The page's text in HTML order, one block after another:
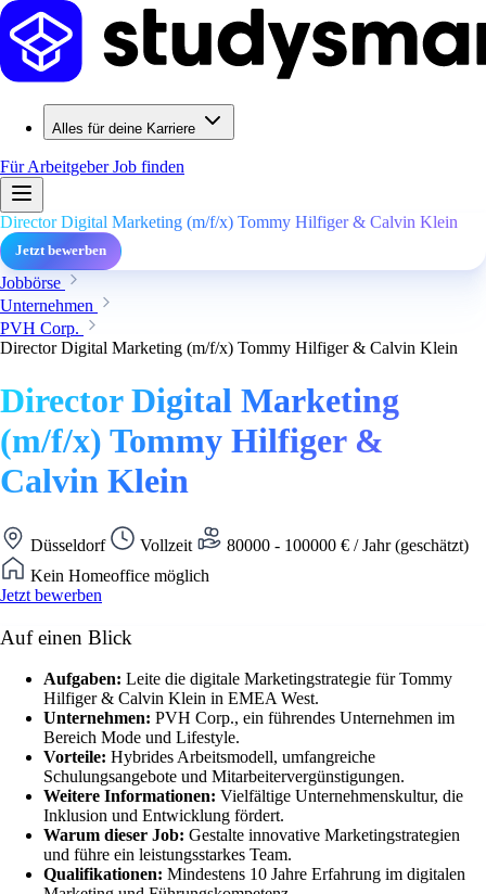
Alles für deine Karriere
Für ArbeitgeberJob finden
Director Digital Marketing (m/f/x) Tommy Hilfiger & Calvin Klein
Jetzt bewerben
Jobbörse
Unternehmen
PVH Corp.
Director Digital Marketing (m/f/x) Tommy Hilfiger & Calvin Klein
Director Digital Marketing
(m/f/x) Tommy Hilfiger &
Calvin Klein
Düsseldorf Vollzeit
80000 - 100000 € / Jahr (geschätzt)
Kein Homeoffice möglich
Jetzt bewerben
Auf einen Blick
Aufgaben: Leite die digitale Marketingstrategie für Tommy
Hilfiger & Calvin Klein in EMEA West.
Unternehmen: PVH Corp., ein führendes Unternehmen im
Bereich Mode und Lifestyle.
Vorteile: Hybrides Arbeitsmodell, umfangreiche
Schulungsangebote und Mitarbeitervergünstigungen.
Weitere Informationen: Vielfältige Unternehmenskultur, die
Inklusion und Entwicklung fördert.
Warum dieser Job: Gestalte innovative Marketingstrategien
und führe ein leistungsstarkes Team.
Qualifikationen: Mindestens 10 Jahre Erfahrung im digitalen